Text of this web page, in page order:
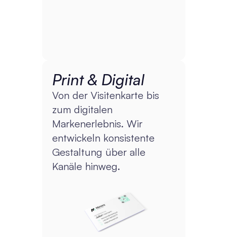
Print & Digital
Von der Visitenkarte bis
zum digitalen
Markenerlebnis. Wir
entwickeln konsistente
Gestaltung über alle
Kanäle hinweg.